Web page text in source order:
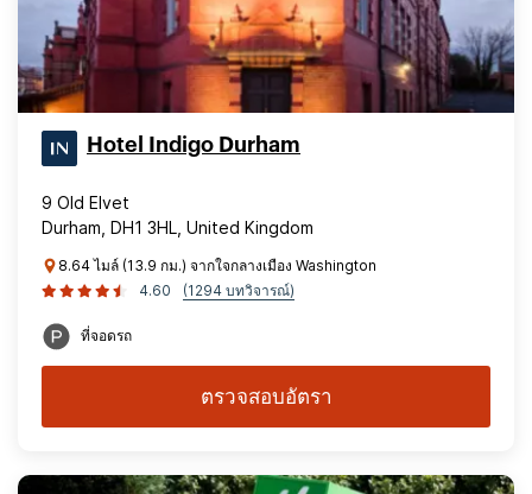
Hotel Indigo Durham
9 Old Elvet
Durham, DH1 3HL, United Kingdom
8.64 ไมล์ (13.9 กม.) จากใจกลางเมือง Washington
4.60
(1294 บทวิจารณ์)
ที่จอดรถ
ตรวจสอบอัตรา